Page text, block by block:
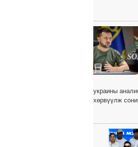
украины
хөрвүүлж